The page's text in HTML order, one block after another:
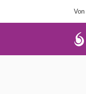
Von